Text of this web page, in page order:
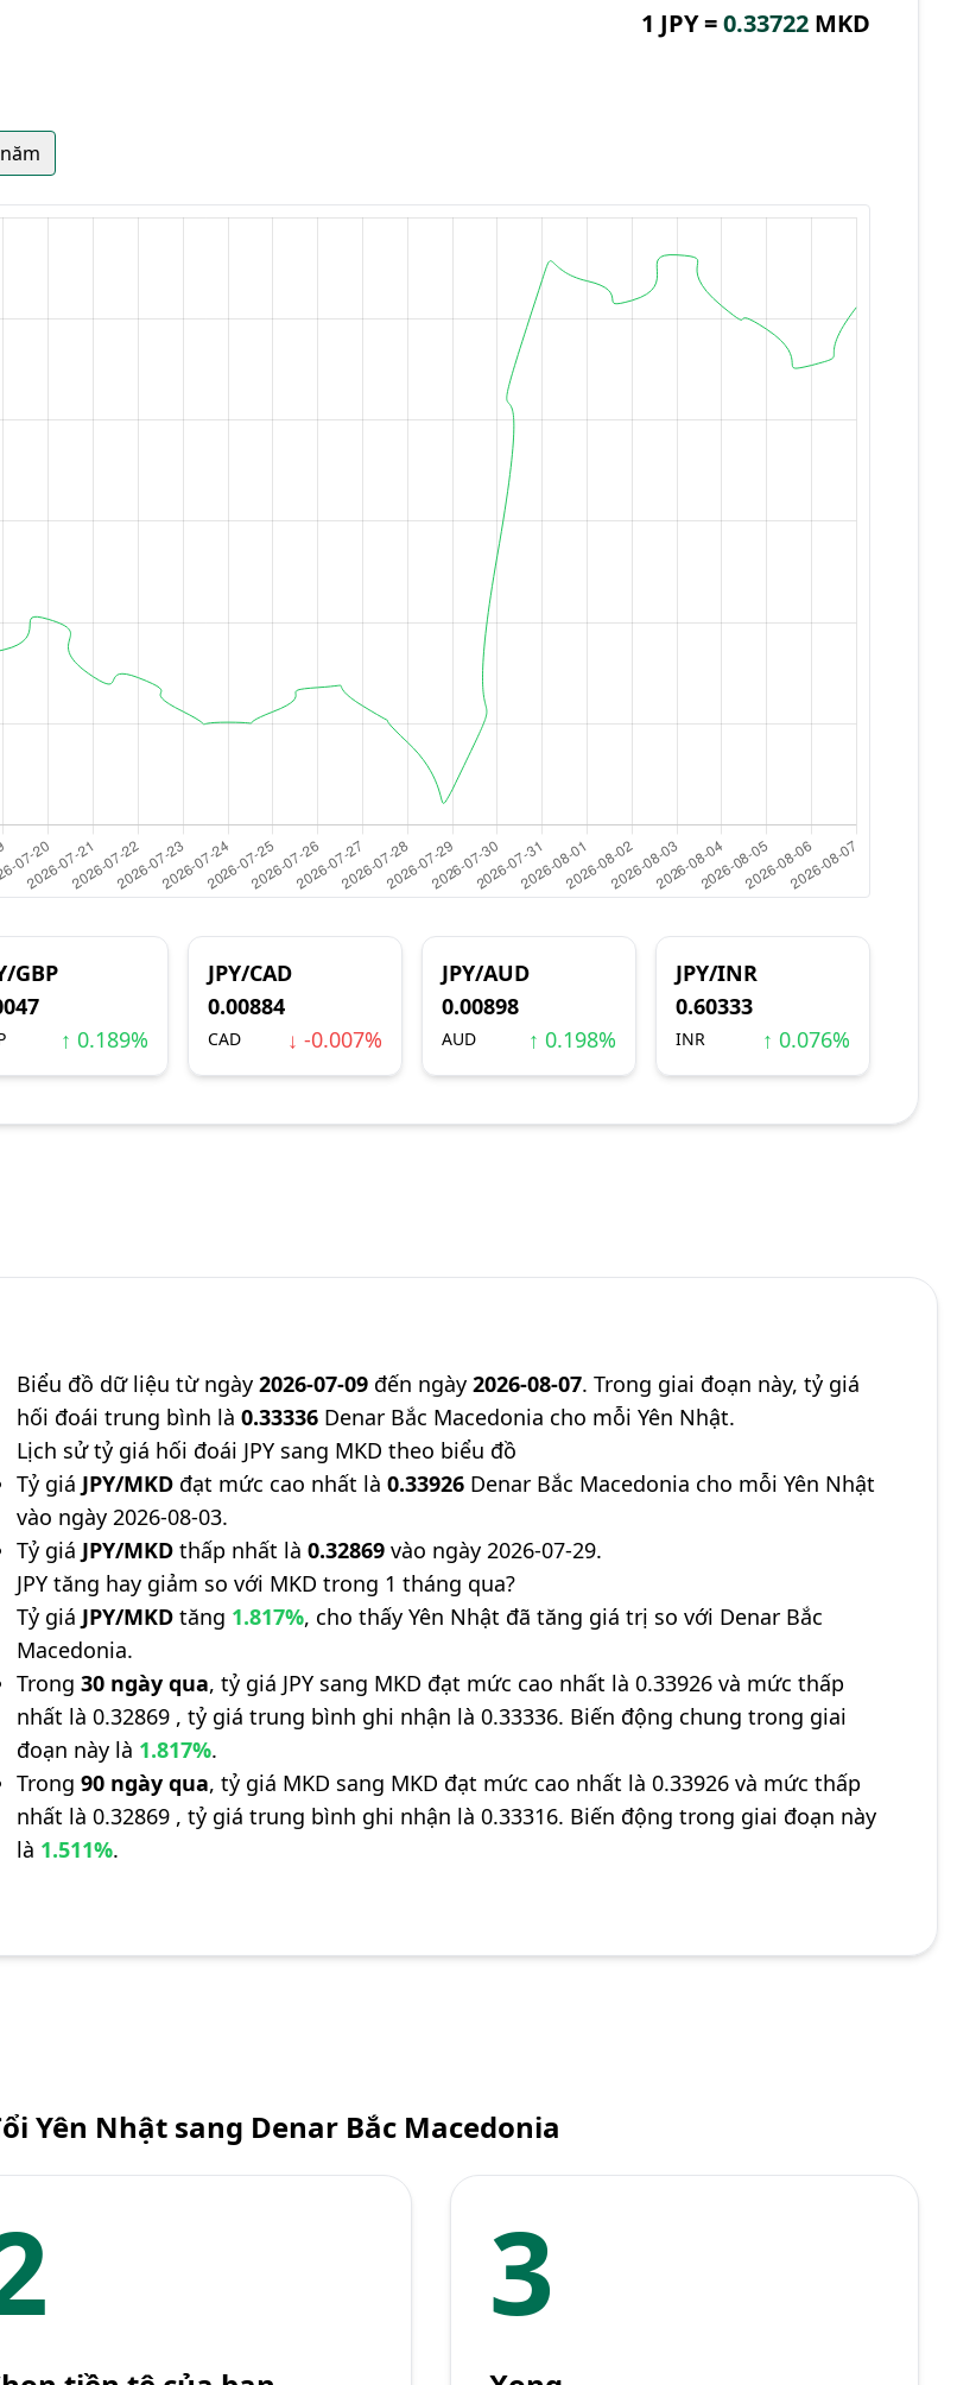
1 JPY =0.33722 MKD
GBP
↑ 0.189%
JPY/CAD
0.00884
CAD ↓ -0.007%
JPY/AUD
0.00898
AUD ↑ 0.198%
JPY/INR
0.60333
INR ↑ 0.076%
Biểu đồ dữ liệu từ ngày2026-07-09 đến ngày2026-08-07. Trong giai đoạn này, tỷ giá
hối đoái trung bình là0.33336 Denar Bắc Macedonia cho mỗi Yên Nhật.
Lịch sử tỷ giá hối đoái JPY sang MKD theo biểu đồ
Tỷ giá JPY/MKD đạt mức cao nhất là0.33926 Denar Bắc Macedonia cho mỗi Yên Nhật
vào ngày 2026-08-03.
Tỷ giá JPY/MKD thấp nhất là0.32869 vào ngày 2026-07-29.
JPY tăng hay giảm so với MKD trong 1 tháng qua?
Tỷ giá JPY/MKD tăng 1.817%, cho thấy Yên Nhật đã tăng giá trị so với Denar Bắc
Macedonia.
Trong30 ngày qua, tỷ giá JPY sang MKD đạt mức cao nhất là 0.33926 và mức thấp
nhất là 0.32869 , tỷ giá trung bình ghi nhận là 0.33336. Biến động chung trong giai
đoạn này là 1.817%.
Trong90 ngày qua, tỷ giá MKD sang MKD đạt mức cao nhất là 0.33926 và mức thấp
nhất là 0.32869 , tỷ giá trung bình ghi nhận là 0.33316. Biến động trong giai đoạn này
là 1.511%.
Yên Nhật sang Denar Bắc Macedonia
3